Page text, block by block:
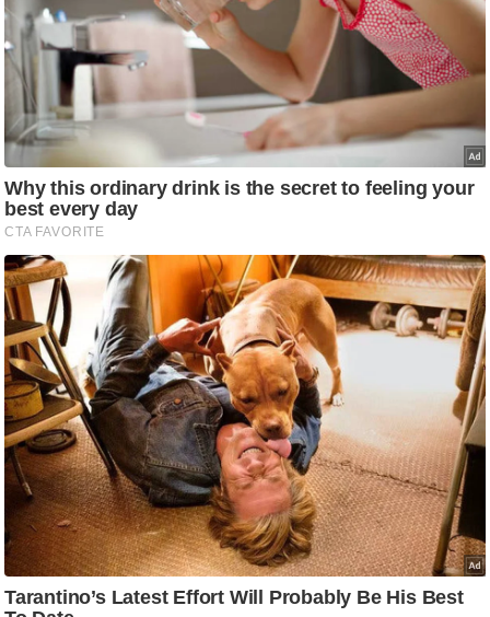
मं
त्रा
रि
ले
श
शि
प
रा
ज
नी
ति
वि
श्ले
ष
ण
स
म
सा
म
यि